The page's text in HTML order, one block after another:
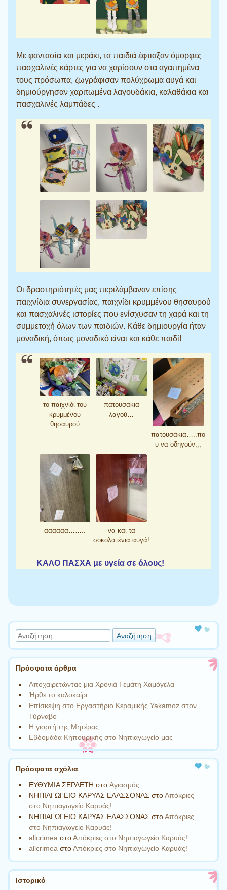
Με φαντασία και μεράκι, τα παιδιά έφτιαξαν όμορφες
πασχαλινές κάρτες για να χαρίσουν στα αγαπημένα
τους πρόσωπα, ζωγράφισαν πολύχρωμα αυγά και
δημιούργησαν χαριτωμένα λαγουδάκια, καλαθάκια και
πασχαλινές λαμπάδες .
Οι δραστηριότητές μας περιλάμβαναν επίσης
παιχνίδια συνεργασίας, παιχνίδι κρυμμένου θησαυρού
και πασχαλινές ιστορίες που ενίσχυσαν τη χαρά και τη
συμμετοχή όλων των παιδιών. Κάθε δημιουργία ήταν
μοναδική, όπως μοναδικό είναι και κάθε παιδί!
το παιχνίδι του
κρυμμένου
θησαυρού
πατουσάκια
λαγού…
πατουσάκια…..πο
υ να οδηγούν;;;
αααααα……..
να και τα
σοκολατένια αυγά!
ΚΑΛΟ ΠΑΣΧΑ με υγεία σε όλους!
Πλοήγηση άρθρων
Αναζήτηση
Πρόσφατα άρθρα
Αποχαιρετώντας μια Χρονιά Γεμάτη Χαμόγελα
Ήρθε το καλοκαίρι
Επίσκεψη στο Εργαστήριο Κεραμικής Yakamoz στον
Τύρναβο
Η γιορτή της Μητέρας
Εβδομάδα Κηπουρικής στο Νηπιαγωγείο μας
Πρόσφατα σχόλια
ΕΥΘΥΜΙΑ ΣΕΡΛΕΤΗ στοAγιασμός
ΝΗΠΙΑΓΩΓΕΙΟ ΚΑΡΥΑΣ ΕΛΑΣΣΟΝΑΣ στοΑπόκριες
στο Νηπιαγωγείο Καρυάς!
ΝΗΠΙΑΓΩΓΕΙΟ ΚΑΡΥΑΣ ΕΛΑΣΣΟΝΑΣ στοΑπόκριες
στο Νηπιαγωγείο Καρυάς!
allcrimea στοΑπόκριες στο Νηπιαγωγείο Καρυάς!
allcrimea στοΑπόκριες στο Νηπιαγωγείο Καρυάς!
Ιστορικό